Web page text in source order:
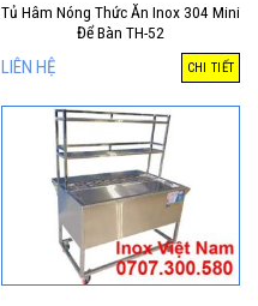
Tủ Hâm Nóng Thức Ăn Inox 304 Mini
Để Bàn TH-52
LIÊN HỆ CHI TIẾT